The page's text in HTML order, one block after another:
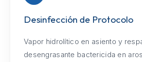
Desinfección de Protocolo
Vapor hidrolítico en asiento y
desengrasante bactericida en